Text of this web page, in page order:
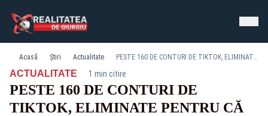
Acasă Știri Actualitate PESTE 160 DE CONTURI DE TIKTOK, ELIMINATE PENTRU CĂ FOLOSEAU ÎNSEMNE, DENUMIRI SAU ELEMENTE GRAFICE AL STRUCTURILOR MAI
ACTUALITATE· 1 min citire
PESTE 160 DE CONTURI DE
TIKTOK, ELIMINATE PENTRU CĂ